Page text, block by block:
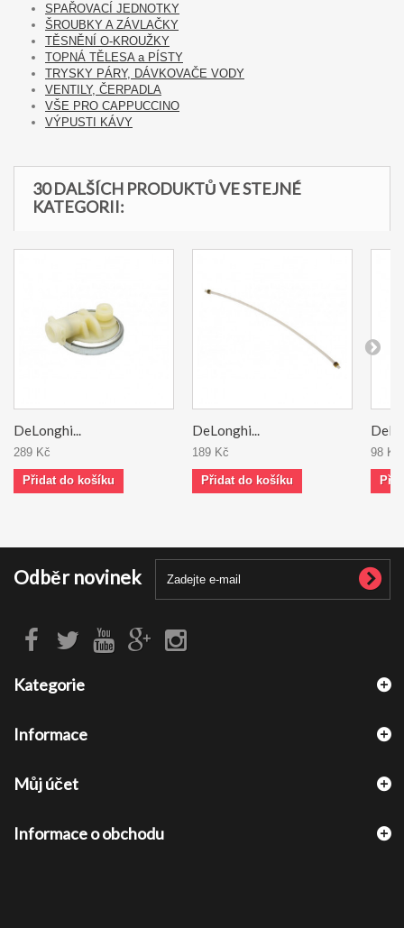
SPAŘOVACÍ JEDNOTKY
ŠROUBKY A ZÁVLAČKY
TĚSNĚNÍ O-KROUŽKY
TOPNÁ TĚLESA a PÍSTY
TRYSKY PÁRY, DÁVKOVAČE VODY
VENTILY, ČERPADLA
VŠE PRO CAPPUCCINO
VÝPUSTI KÁVY
30 DALŠÍCH PRODUKTŮ VE STEJNÉ
KATEGORII:
DeLonghi...
289 Kč
Přidat do košíku
DeLonghi...
189 Kč
Přidat do košíku
98 Kč
Odběr novinek
Kategorie
Informace
Můj účet
Informace o obchodu